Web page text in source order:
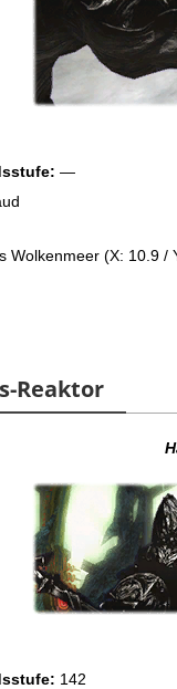
—
Wolkenmeer (X: 10.9 /
Reaktor
142